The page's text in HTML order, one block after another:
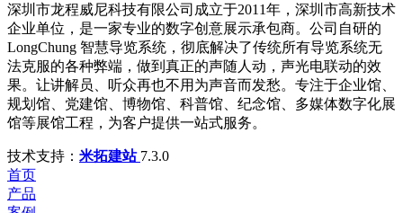
深圳市龙程威尼科技有限公司成立于2011年，深圳市高新技术
企业单位，是一家专业的数字创意展示承包商。公司自研的
LongChung 智慧导览系统，彻底解决了传统所有导览系统无
法克服的各种弊端，做到真正的声随人动，声光电联动的效
果。让讲解员、听众再也不用为声音而发愁。专注于企业馆、
规划馆、党建馆、博物馆、科普馆、纪念馆、多媒体数字化展
馆等展馆工程，为客户提供一站式服务。
技术支持： 米拓建站 7.3.0
首页
产品